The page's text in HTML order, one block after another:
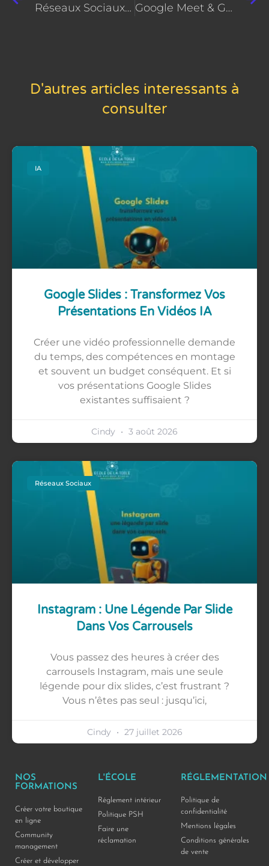
Réseaux Sociaux 2026 : 3 stratégies pour booster votre business Google Meet & Gemini : Boostez votre productivité grâce à l’IA
D'autres articles interessants à
consulter
IA
Google Slides : Transformez Vos
Présentations En Vidéos IA
Créer une vidéo professionnelle demande
du temps, des compétences en montage
et souvent un budget conséquent. Et si
vos présentations Google Slides
existantes suffisaient ?
Cindy 3 août 2026
Réseaux Sociaux
Instagram : Une Légende Par Slide
Dans Vos Carrousels
Vous passez des heures à créer des
carrousels Instagram, mais une seule
légende pour dix slides, c’est frustrant ?
Vous n’êtes pas seul : jusqu’ici,
Cindy 27 juillet 2026
NOS
FORMATIONS
Créer votre boutique
en ligne
Community
management
Créer et développer
L'ÉCOLE
Réglement intérieur
Politique PSH
Faire une
réclamation
RÉGLEMENTATION
Politique de
confidentialité
Mentions légales
Conditions générales
de vente